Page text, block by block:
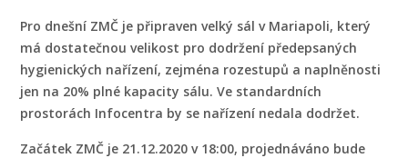
Pro dnešní ZMČ je připraven velký sál v Mariapoli, který
má dostatečnou velikost pro dodržení předepsaných
hygienických nařízení, zejména rozestupů a naplněnosti
jen na 20% plné kapacity sálu. Ve standardních
prostorách Infocentra by se nařízení nedala dodržet.
Začátek ZMČ je 21.12.2020 v 18:00, projednáváno bude